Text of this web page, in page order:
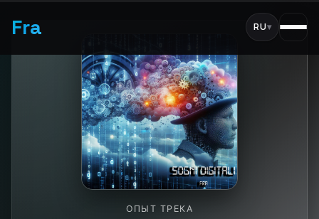
Fra RU▾
ОПЫТ ТРЕКА